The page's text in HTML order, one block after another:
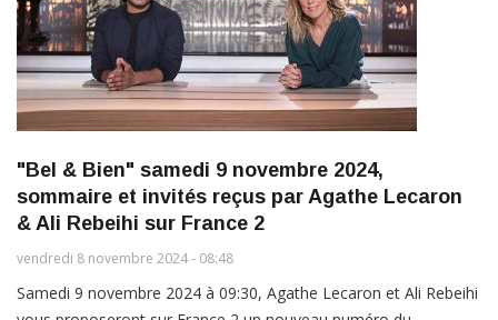
"Bel & Bien" samedi 9 novembre 2024,
sommaire et invités reçus par Agathe Lecaron
& Ali Rebeihi sur France 2
vendredi 8 novembre 2024 - 08:48
Samedi 9 novembre 2024 à 09:30, Agathe Lecaron et Ali Rebeihi